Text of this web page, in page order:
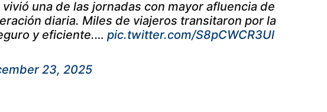
una de las jornadas con mayor afluencia de
diaria. Miles de viajeros transitaron por la
y eficiente.… pic.twitter.com/S8pCWCR3Ul
23, 2025